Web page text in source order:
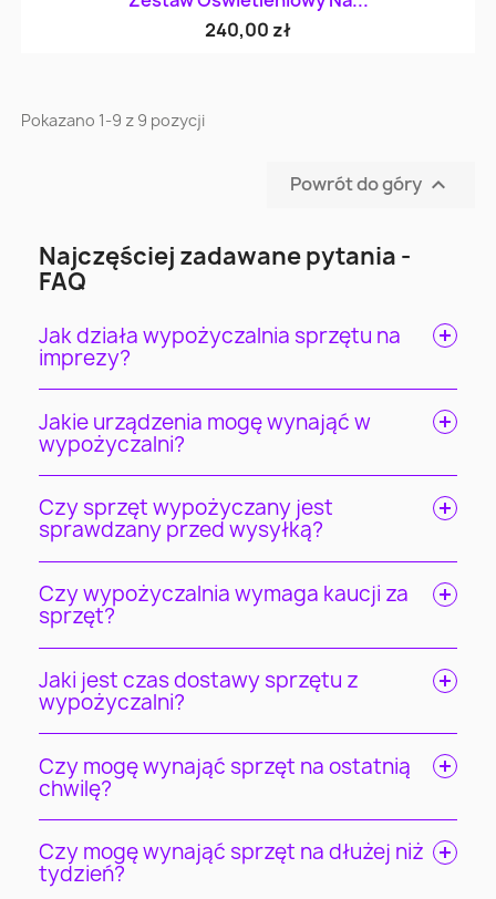
240,00 zł
Pokazano 1-9 z 9 pozycji
Powrót do góry 
Najczęściej zadawane pytania -
FAQ
Jak działa wypożyczalnia sprzętu na
imprezy?
Jakie urządzenia mogę wynająć w
wypożyczalni?
Czy sprzęt wypożyczany jest
sprawdzany przed wysyłką?
Czy wypożyczalnia wymaga kaucji za
sprzęt?
Jaki jest czas dostawy sprzętu z
wypożyczalni?
Czy mogę wynająć sprzęt na ostatnią
chwilę?
Czy mogę wynająć sprzęt na dłużej niż
tydzień?